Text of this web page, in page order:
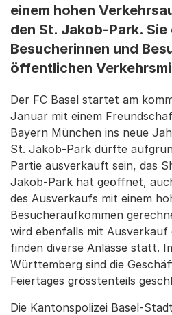
einem hohen
den St. Jakob-Park.
Besucherinnen und
öffentlichen
Der FC Basel startet am
Januar mit einem
Bayern München ins neue
St. Jakob-Park dürfte
Partie ausverkauft sein, das
Jakob-Park hat geöffnet,
des Ausverkaufs mit einem
Besucheraufkommen
wird ebenfalls mit Ausverkauf
finden diverse Anlässe statt.
Württemberg sind die
Feiertages grösstenteils
Die Kantonspolizei Basel-